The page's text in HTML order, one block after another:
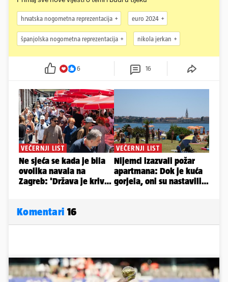
hrvatska nogometna reprezentacija euro 2024
španjolska nogometna reprezentacija nikola jerkan
6 16
Komentari 16